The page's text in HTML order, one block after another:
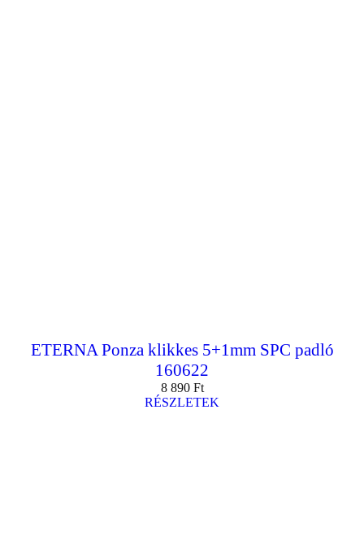
ETERNA Ponza klikkes 5+1mm SPC padló
160622
8 890 Ft
RÉSZLETEK